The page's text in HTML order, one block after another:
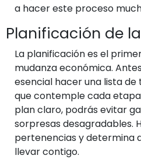
a hacer este proceso
Planificación de
La planificación es el
mudanza económica.
esencial hacer una lista
que contemple cada
plan claro, podrás evitar
sorpresas desagradables.
pertenencias y determina
llevar contigo.